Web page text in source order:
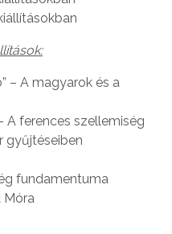
– A magyarok és a
A ferences szellemiség
gyűjtéseiben
fundamentuma
Móra